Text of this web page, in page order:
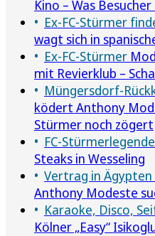
Kino – Was
Ex-FC-Stürmer
wagt sich in
Ex-FC-Stürmer
mit Revierklub –
Müngersdorf-
ködert Anthony
Stürmer noch zögert
FC-Stürmerlegende
Steaks in Wesseling
Vertrag in
Anthony Modeste
Karaoke, Disco,
Kölner „Easy“